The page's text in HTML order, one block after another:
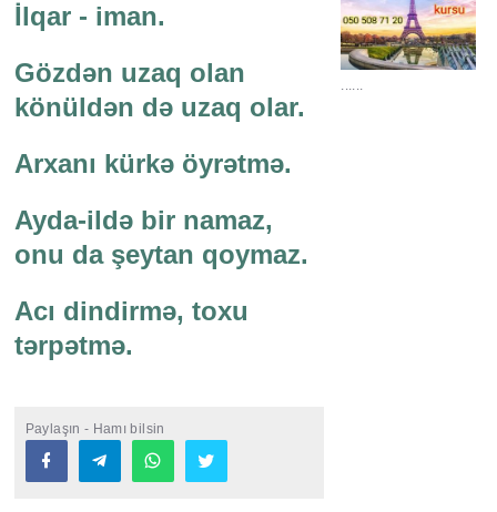
İlqar - iman.
Gözdən uzaq olan
könüldən də uzaq olar.
Arxanı kürkə öyrətmə.
Ayda-ildə bir namaz,
onu da şeytan qoymaz.
Acı dindirmə, toxu
tərpətmə.
Paylaşın - Hamı bilsin
......